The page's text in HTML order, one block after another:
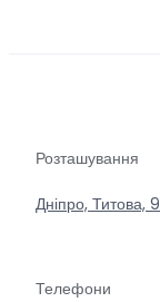
Розташування
Дніпро,
Телефони